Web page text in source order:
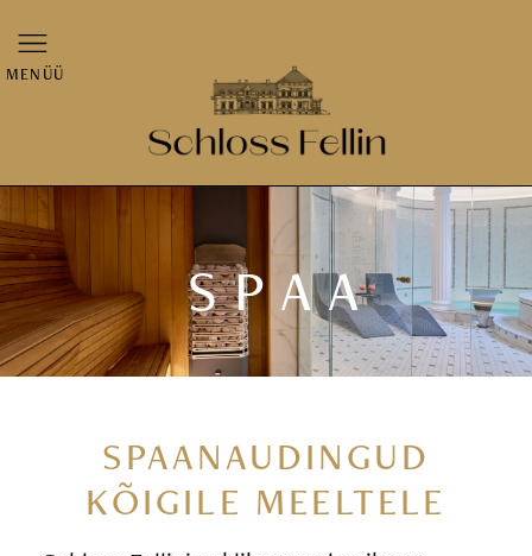
MENÜÜ
SPAA
SPAANAUDINGUD
KÕIGILE MEELTELE